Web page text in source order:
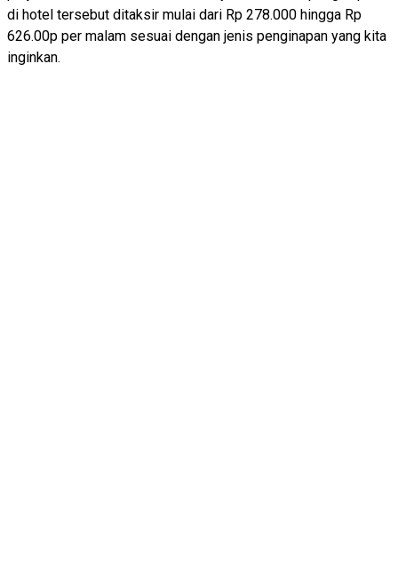
di hotel tersebut ditaksir mulai dari Rp 278.000 hingga Rp
626.00p per malam sesuai dengan jenis penginapan yang kita
inginkan.